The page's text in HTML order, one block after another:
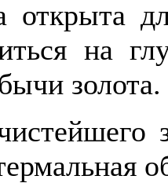
открыта
на
золота.